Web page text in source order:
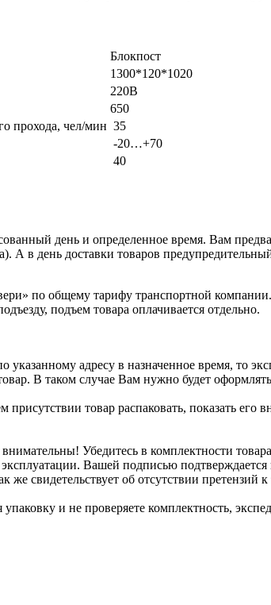
Блокпост
1300*120*1020
220В
650
прохода, чел/мин 35
-20…+70
40
день и определенное время. Вам
в день доставки товаров
по общему тарифу транспортной компании.
подъем товара оплачивается отдельно.
указанному адресу в назначенное время, то
В таком случае Вам нужно будет
товар распаковать, показать
Убедитесь в комплектности
Вашей подписью
свидетельствует об отсутствии претензий к
и не проверяете комплектность,